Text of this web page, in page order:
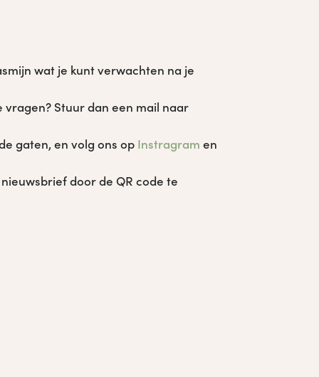
wat je kunt verwachten na je
Stuur dan een mail naar
gaten, en volg ons op Instragram en
door de QR code te